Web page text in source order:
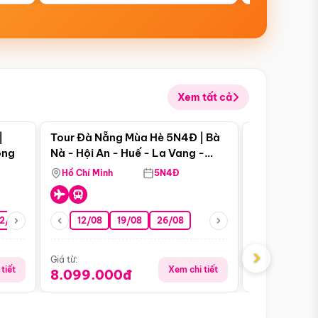
Xem tất cả
08 26/08 05/09 09/09 12/09
tiết
Điểm nổi bật
Tour Đà Nẵng Mùa Hè 5N4Đ | Bà
Nà - Hội An - Huế - La Vang -
Động Thiên Đường
Hồ Chí Minh 5N4Đ
12/08 19/08 26/08
Giá từ:
8.099.000đ Xem chi tiết
Giá từ:
›